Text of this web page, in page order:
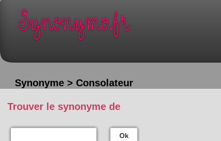
Synonyme > Consolateur
Trouver le synonyme de
Ok